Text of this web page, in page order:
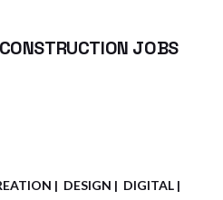
JOBS
DESIGN
DIGITAL